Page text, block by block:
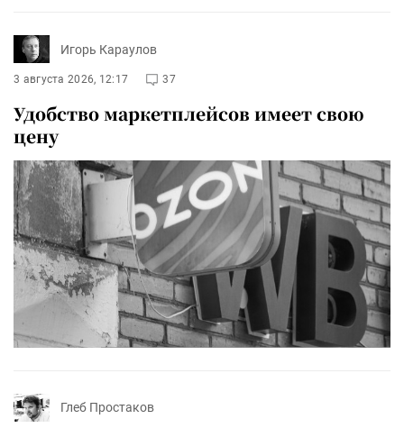
Игорь Караулов
3 августа 2026, 12:17 37
Удобство маркетплейсов имеет свою
цену
Глеб Простаков